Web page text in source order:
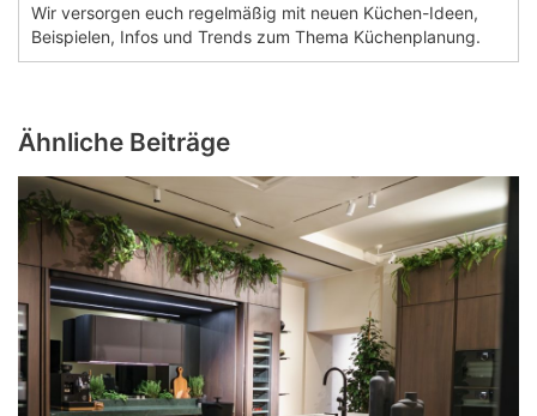
Wir versorgen euch regelmäßig mit neuen Küchen-Ideen,
Beispielen, Infos und Trends zum Thema Küchenplanung.
Ähnliche Beiträge